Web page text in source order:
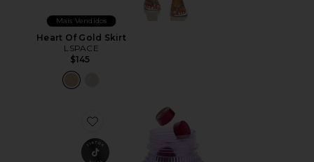
Mais Vendidos
Heart Of Gold Skirt
LSPACE
$145
Favorite VITAMINA EM GOMA CHILL